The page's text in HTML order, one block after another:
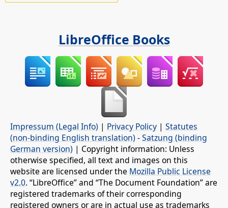
LibreOffice Books
Impressum (Legal Info) | Privacy Policy | Statutes
(non-binding English translation) -Satzung (binding
German version) | Copyright information: Unless
otherwise specified, all text and images on this
website are licensed under the Mozilla Public License
v2.0. “LibreOffice” and “The Document Foundation” are
registered trademarks of their corresponding
registered owners or are in actual use as trademarks